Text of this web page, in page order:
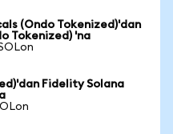
(Ondo Tokenized)'dan
Tokenized) 'na
Fidelity Solana